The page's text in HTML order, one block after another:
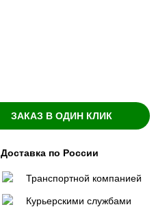
ЗАКАЗ В ОДИН КЛИК
Доставка по России
Транспортной компанией
Курьерскими службами